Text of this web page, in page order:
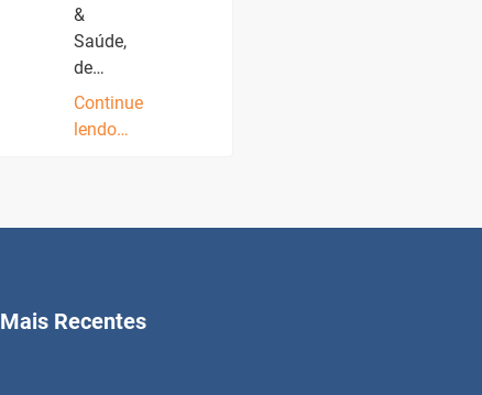
&
Saúde,
de…
Continue
lendo…
Mais Recentes